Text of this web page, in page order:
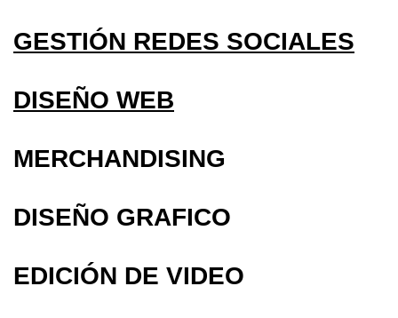
GESTIÓN REDES SOCIALES
DISEÑO WEB
MERCHANDISING
DISEÑO GRAFICO
EDICIÓN DE VIDEO